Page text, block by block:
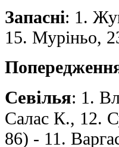
Запасні: 1.
15. Мурiньо,
Севілья: 1.
Салас К., 12.
86) - 11.